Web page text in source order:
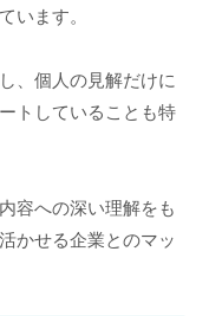
います。
、個人の見解だけに
トしていることも特
容への深い理解をも
かせる企業とのマッ